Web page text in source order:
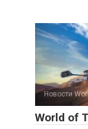
Новости
World of